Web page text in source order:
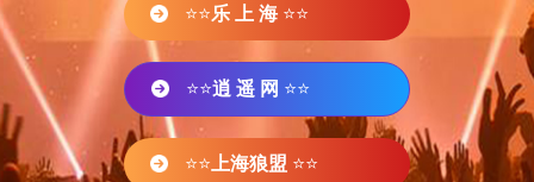
⭐⭐乐 上 海 ⭐⭐
⭐⭐逍 遥 网 ⭐⭐
⭐⭐ 上海狼盟 ⭐⭐